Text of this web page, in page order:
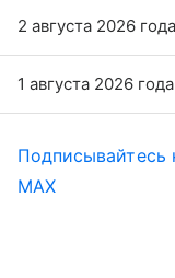
2 августа 2026 года
1 августа 2026 года
Подписывайтесь
MAX